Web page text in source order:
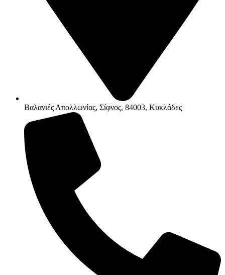
Βαλανιές Απολλωνίας, Σίφνος, 84003, Κυκλάδες